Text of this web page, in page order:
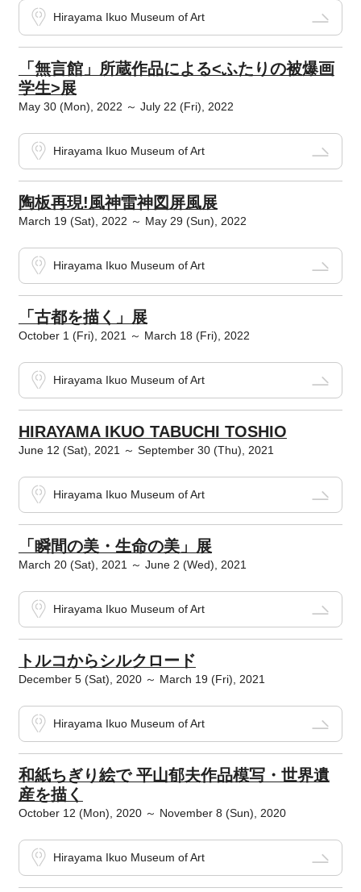
Hirayama Ikuo Museum of Art
「無言館」所蔵作品による<ふたりの被爆画
学生>展
May 30 (Mon), 2022 ～ July 22 (Fri), 2022
Hirayama Ikuo Museum of Art
陶板再現!風神雷神図屏風展
March 19 (Sat), 2022 ～ May 29 (Sun), 2022
Hirayama Ikuo Museum of Art
「古都を描く」展
October 1 (Fri), 2021 ～ March 18 (Fri), 2022
Hirayama Ikuo Museum of Art
HIRAYAMA IKUO TABUCHI TOSHIO
June 12 (Sat), 2021 ～ September 30 (Thu), 2021
Hirayama Ikuo Museum of Art
「瞬間の美・生命の美」展
March 20 (Sat), 2021 ～ June 2 (Wed), 2021
Hirayama Ikuo Museum of Art
トルコからシルクロード
December 5 (Sat), 2020 ～ March 19 (Fri), 2021
Hirayama Ikuo Museum of Art
和紙ちぎり絵で 平山郁夫作品模写・世界遺
産を描く
October 12 (Mon), 2020 ～ November 8 (Sun), 2020
Hirayama Ikuo Museum of Art